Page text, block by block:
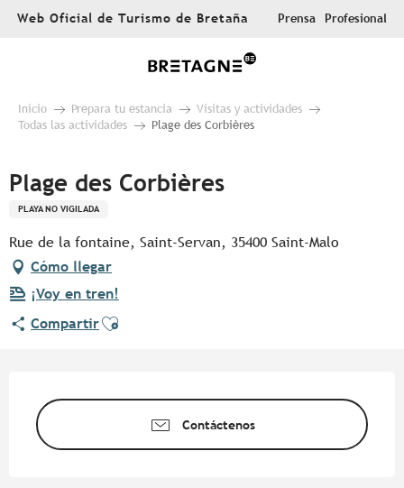
AllerWeb Oficial de Turismo de Bretaña Prensa Profesional
Inicio Prepara tu estancia
Visitas y actividades
Todas las actividades
Plage des Corbières
Plage des Corbières
PLAYA NO VIGILADA
Rue de la fontaine, Saint-Servan, 35400 Saint-Malo
Cómo llegar
¡Voy en tren!
CompartirAjouter aux favoris
Contáctenos